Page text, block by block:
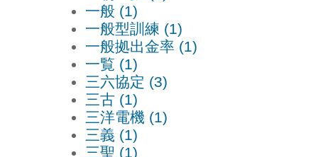
一般 (1)
一般型訓練 (1)
一般拠出金率 (1)
一覧 (1)
三六協定 (3)
三古 (1)
三洋電機 (1)
三義 (1)
三聖 (1)